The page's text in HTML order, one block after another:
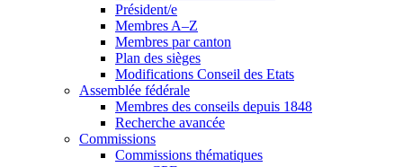
Président/e
Membres A–Z
Membres par canton
Plan des sièges
Modifications Conseil des Etats
Assemblée fédérale
Membres des conseils depuis 1848
Recherche avancée
Commissions
Commissions thématiques